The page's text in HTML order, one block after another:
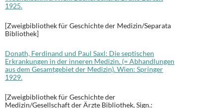
1925.
[Zweigbibliothek für Geschichte der Medizin/Separata
Bibliothek]
Donath, Ferdinand und Paul Saxl: Die septischen
Erkrankungen in der inneren Medizin. (= Abhandlungen
aus dem Gesamtgebiet der Medizin). Wien: Springer
1929.
[Zweigbibliothek für Geschichte der
Medizin/Gesellschaft der Ärzte Bibliothek, Sign.: